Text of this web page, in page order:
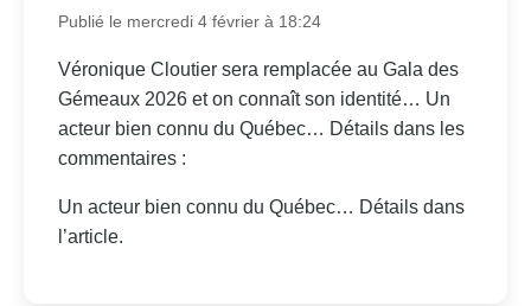
Publié le mercredi 4 février à 18:24
Véronique Cloutier sera remplacée au Gala des
Gémeaux 2026 et on connaît son identité… Un
acteur bien connu du Québec… Détails dans les
commentaires :
Un acteur bien connu du Québec… Détails dans
l’article.